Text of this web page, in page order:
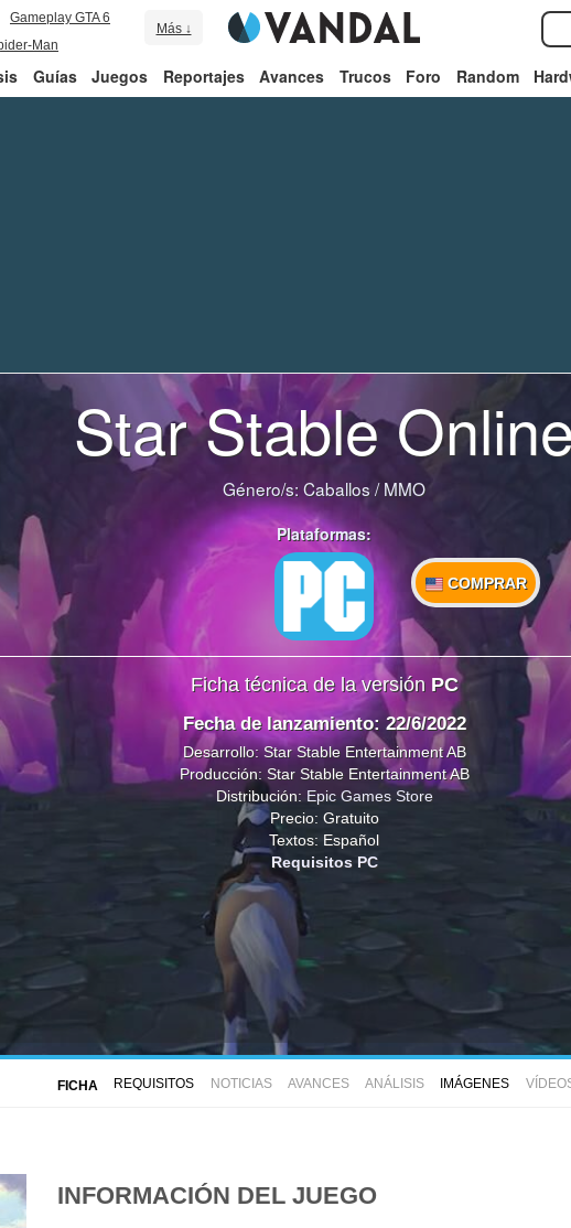
Gameplay GTA 6
Man
Más ↓
Guías Juegos Reportajes Avances Trucos Foro Random
Star Stable Online
Género/s:Caballos/MMO
Plataformas:
COMPRAR
Ficha técnica de la versión PC
Fecha de lanzamiento: 22/6/2022
Desarrollo: Star Stable Entertainment AB
Producción: Star Stable Entertainment AB
Distribución: Epic Games Store
Precio: Gratuito
Textos: Español
Requisitos PC
FICHA REQUISITOS NOTICIAS AVANCES ANÁLISIS IMÁGENES
INFORMACIÓN DEL JUEGO